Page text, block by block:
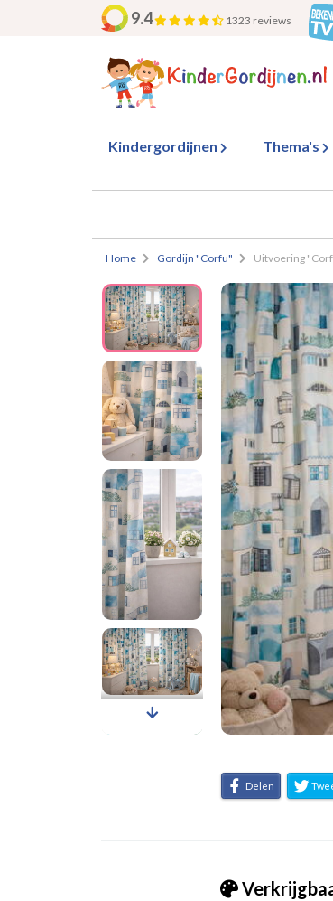
9.4 1323 reviews
Kindergordijnen Thema's
Home Gordijn "Corfu" Uitvoering
Delen